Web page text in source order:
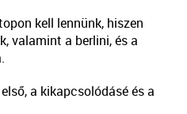
kell lennünk, hiszen
valamint a berlini, és a
a kikapcsolódásé és a